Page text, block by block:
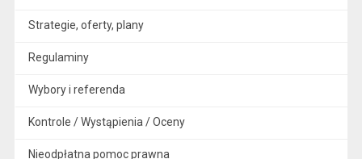
Strategie, oferty, plany
Regulaminy
Wybory i referenda
Kontrole / Wystąpienia / Oceny
Nieodpłatna pomoc prawna